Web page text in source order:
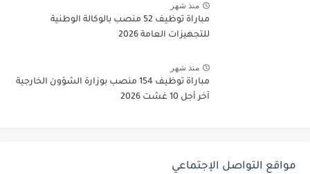
منذ شهر
مباراة توظيف 52 منصب بالوكالة الوطنية
للتجهيزات العامة 2026
منذ شهر
مباراة توظيف 154 منصب بوزارة الشؤون الخارجية
آخر أجل 10 غشت 2026
مواقع التواصل الإجتماعي